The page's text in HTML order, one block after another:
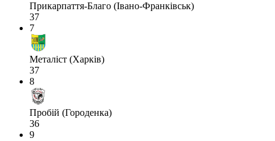
Прикарпаття-Благо (Івано-Франківськ)
37
7
Металіст (Харків)
37
8
Пробій (Городенка)
36
9